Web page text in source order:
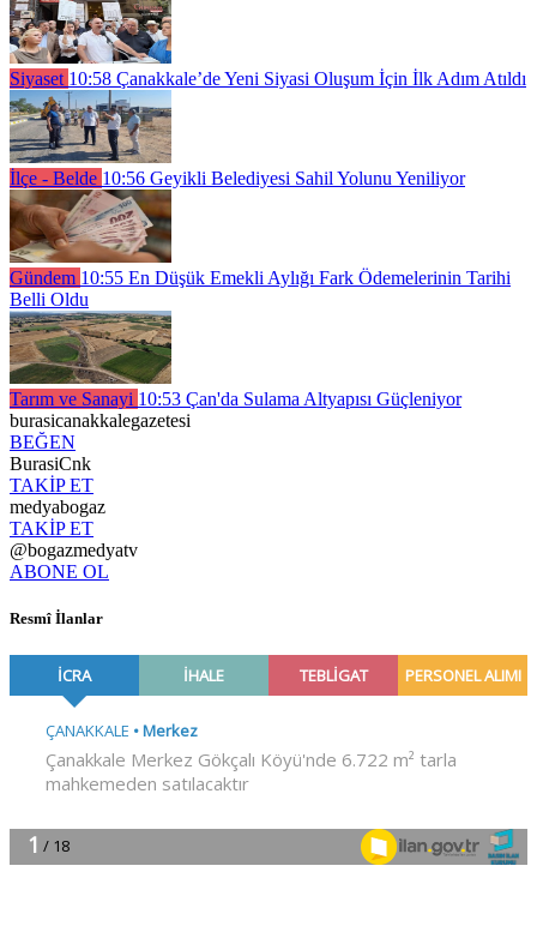
Siyaset 10:58 Çanakkale’de Yeni Siyasi Oluşum İçin İlk Adım Atıldı
İlçe - Belde 10:56 Geyikli Belediyesi Sahil Yolunu Yeniliyor
Gündem 10:55 En Düşük Emekli Aylığı Fark Ödemelerinin Tarihi
Belli Oldu
Tarım ve Sanayi 10:53 Çan'da Sulama Altyapısı Güçleniyor
burasicanakkalegazetesi
BEĞEN
BurasiCnk
TAKİP ET
medyabogaz
TAKİP ET
@bogazmedyatv
ABONE OL
Resmî İlanlar